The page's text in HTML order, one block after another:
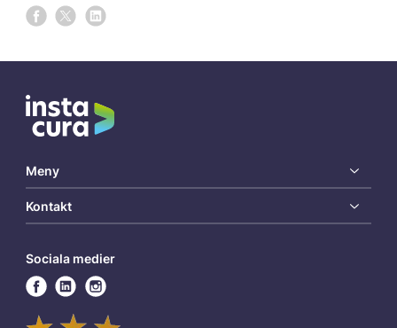
Meny
Kontakt
Sociala medier